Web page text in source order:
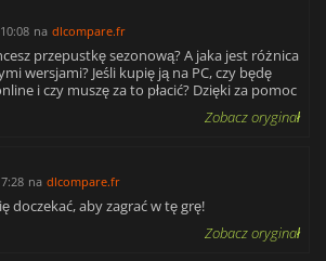
na dlcompare.fr
przepustkę sezonową? A jaka jest różnica
wersjami? Jeśli kupię ją na PC, czy będę
i czy muszę za to płacić? Dzięki za pomoc
Zobacz oryginał
na dlcompare.fr
doczekać, aby zagrać w tę grę!
Zobacz oryginał